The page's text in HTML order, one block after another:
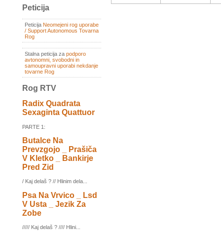
Peticija
Peticija Neomejeni rog uporabe
/ Support Autonomous Tovarna
Rog
Stalna peticija za podporo
avtonomni, svobodni in
samoupravni uporabi nekdanje
tovarne Rog
Rog RTV
Radix Quadrata
Sexaginta Quattuor
PARTE 1:
Butalce Na
Prevzgojo _ Prašiča
V Kletko _ Bankirje
Pred Zid
/ Kaj delaš ? // Hlinim dela...
Psa Na Vrvico _ Lsd
V Usta _ Jezik Za
Zobe
///// Kaj delaš ? //// Hlini...